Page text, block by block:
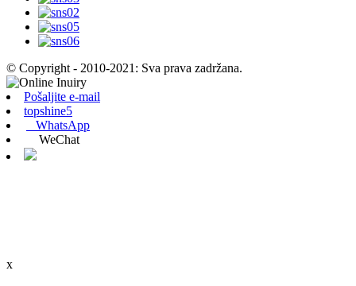
© Copyright - 2010-2021: Sva prava zadržana.
Pošaljite e-mail
topshine5
WhatsApp
WeChat
x